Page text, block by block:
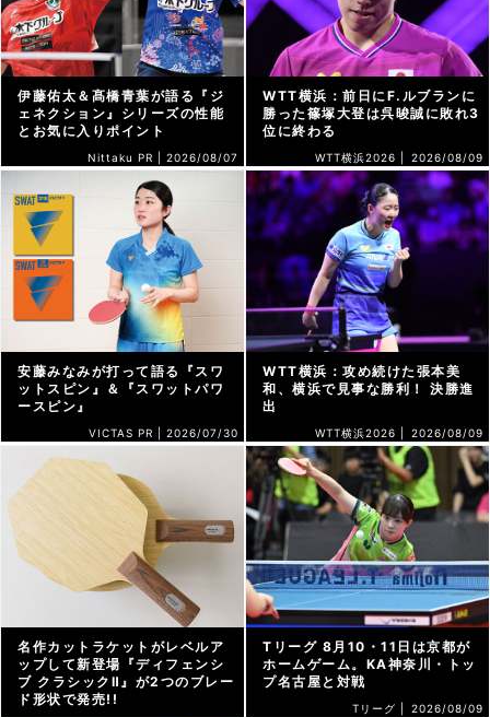
伊藤佑太＆髙橋青葉が語る『ジ
ェネクション』シリーズの性能
とお気に入りポイント
Nittaku PR | 2026/08/07
WTT横浜：前日にF.ルブランに
勝った篠塚大登は呉晙誠に敗れ3
位に終わる
WTT横浜2026 | 2026/08/09
安藤みなみが打って語る『スワ
ットスピン』＆『スワットパワ
ースピン』
VICTAS PR | 2026/07/30
WTT横浜：攻め続けた張本美
和、横浜で見事な勝利！ 決勝進
出
WTT横浜2026 | 2026/08/09
名作カットラケットがレベルア
ップして新登場『ディフェンシ
ブ クラシックⅡ』が2つのブレー
ド形状で発売!!
Tリーグ 8月10・11日は京都が
ホームゲーム。KA神奈川・トッ
プ名古屋と対戦
Tリーグ | 2026/08/09